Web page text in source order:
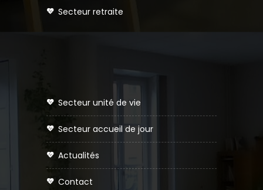
secteur retraite
secteur unité de vie
secteur accueil de jour
actualités
contact